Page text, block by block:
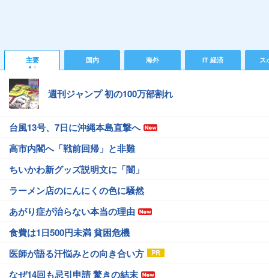
主要 国内 海外 IT 経済 ス
週刊ジャンプ 初の100万部割れ
台風13号、7日に沖縄本島直撃へ
高市内閣へ「戦前回帰」と非難
ちいかわ新グッズ説明文に「闇」
ラーメン店のにんにくの色に騒然
あがり症が治らない本当の理由
食費は1日500円未満 貧困危機
医師が語る汗悩みとの向き合い方
なぜ14回も忌引申請 驚きの結末